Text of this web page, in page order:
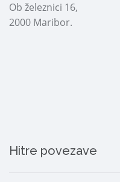
Ob železnici 16,
2000 Maribor.
Hitre povezave